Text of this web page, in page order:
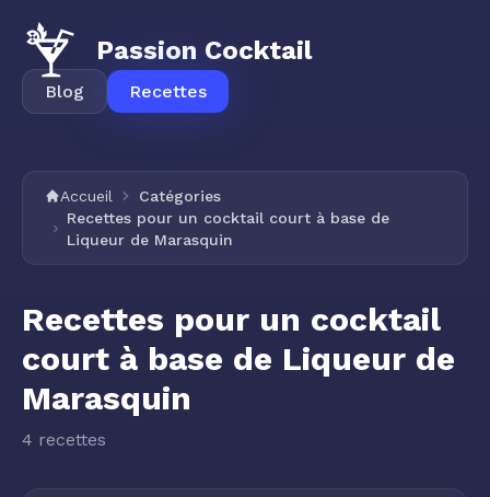
Passion Cocktail
Blog Recettes
Accueil
Catégories
Recettes pour un cocktail court à base de
Liqueur de Marasquin
Recettes pour un cocktail
court à base de Liqueur de
Marasquin
4 recettes